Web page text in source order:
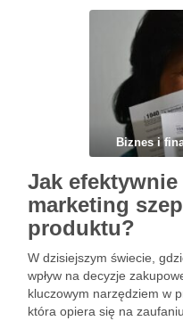
Warto zrozumieć nie tylko,
Biznes i
Jak
marketing
produktu?
W dzisiejszym świecie,
wpływ na decyzje
kluczowym narzędziem w
która opiera się na